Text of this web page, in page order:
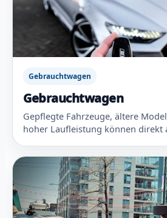
Gebrauchtwagen
Gebrauchtwagen
Gepflegte Fahrzeuge, ältere
hoher Laufleistung können direkt